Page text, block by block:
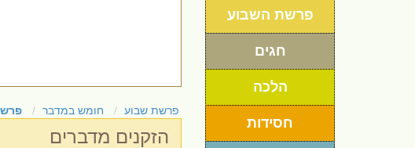
פרשת השבוע
חגים
הלכה
חסידות
פרשת שבוע חומש במדבר
הזקנים מדברים